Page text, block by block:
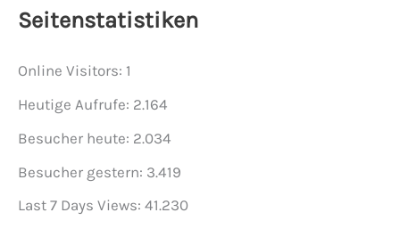
Seitenstatistiken
Online Visitors: 1
Heutige Aufrufe: 2.164
Besucher heute: 2.034
Besucher gestern: 3.419
Last 7 Days Views: 41.230